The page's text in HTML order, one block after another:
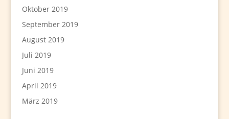
Oktober 2019
September 2019
August 2019
Juli 2019
Juni 2019
April 2019
März 2019